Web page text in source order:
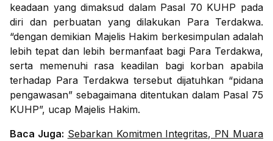
keadaan yang dimaksud dalam Pasal 70 KUHP pada
diri dan perbuatan yang dilakukan Para Terdakwa.
“dengan demikian Majelis Hakim berkesimpulan adalah
lebih tepat dan lebih bermanfaat bagi Para Terdakwa,
serta memenuhi rasa keadilan bagi korban apabila
terhadap Para Terdakwa tersebut dijatuhkan “pidana
pengawasan” sebagaimana ditentukan dalam Pasal 75
KUHP”, ucap Majelis Hakim.
Baca Juga: Sebarkan Komitmen Integritas, PN Muara